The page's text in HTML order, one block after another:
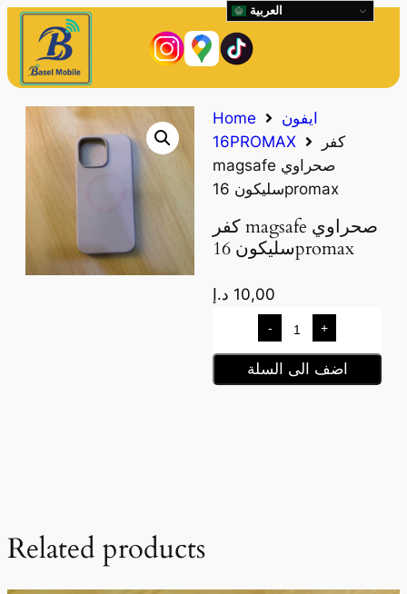
Home
ايفون
16PROMAX
كفر
magsafe صحراوي
سليكون 16promax
كفر magsafe صحراوي
سليكون 16promax
10,00 د.إ
- +
اضف الى السلة
Related products
العربية